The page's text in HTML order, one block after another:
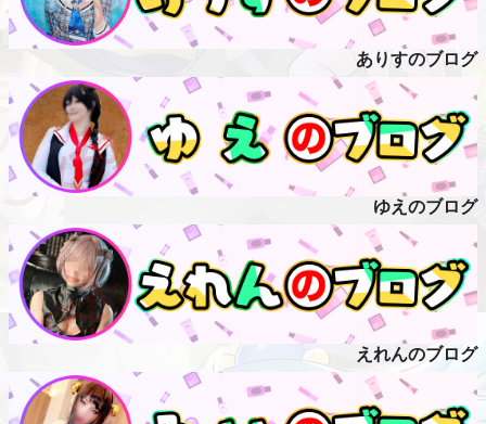
ありすのブログ
ゆえのブログ
えれんのブログ